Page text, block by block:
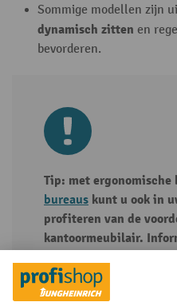
Sommige modellen zijn
dynamisch zitten en
bevorderen.
Tip: met ergonomische
bureaus kunt u ook in
profiteren van de
kantoormeubilair.
zijn dergelijke posten